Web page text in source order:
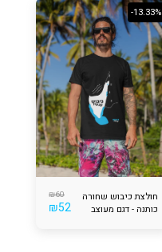
-13.33%
חולצת כיבוש שחורה
כותנה - דגם מעוצב
₪60
₪52